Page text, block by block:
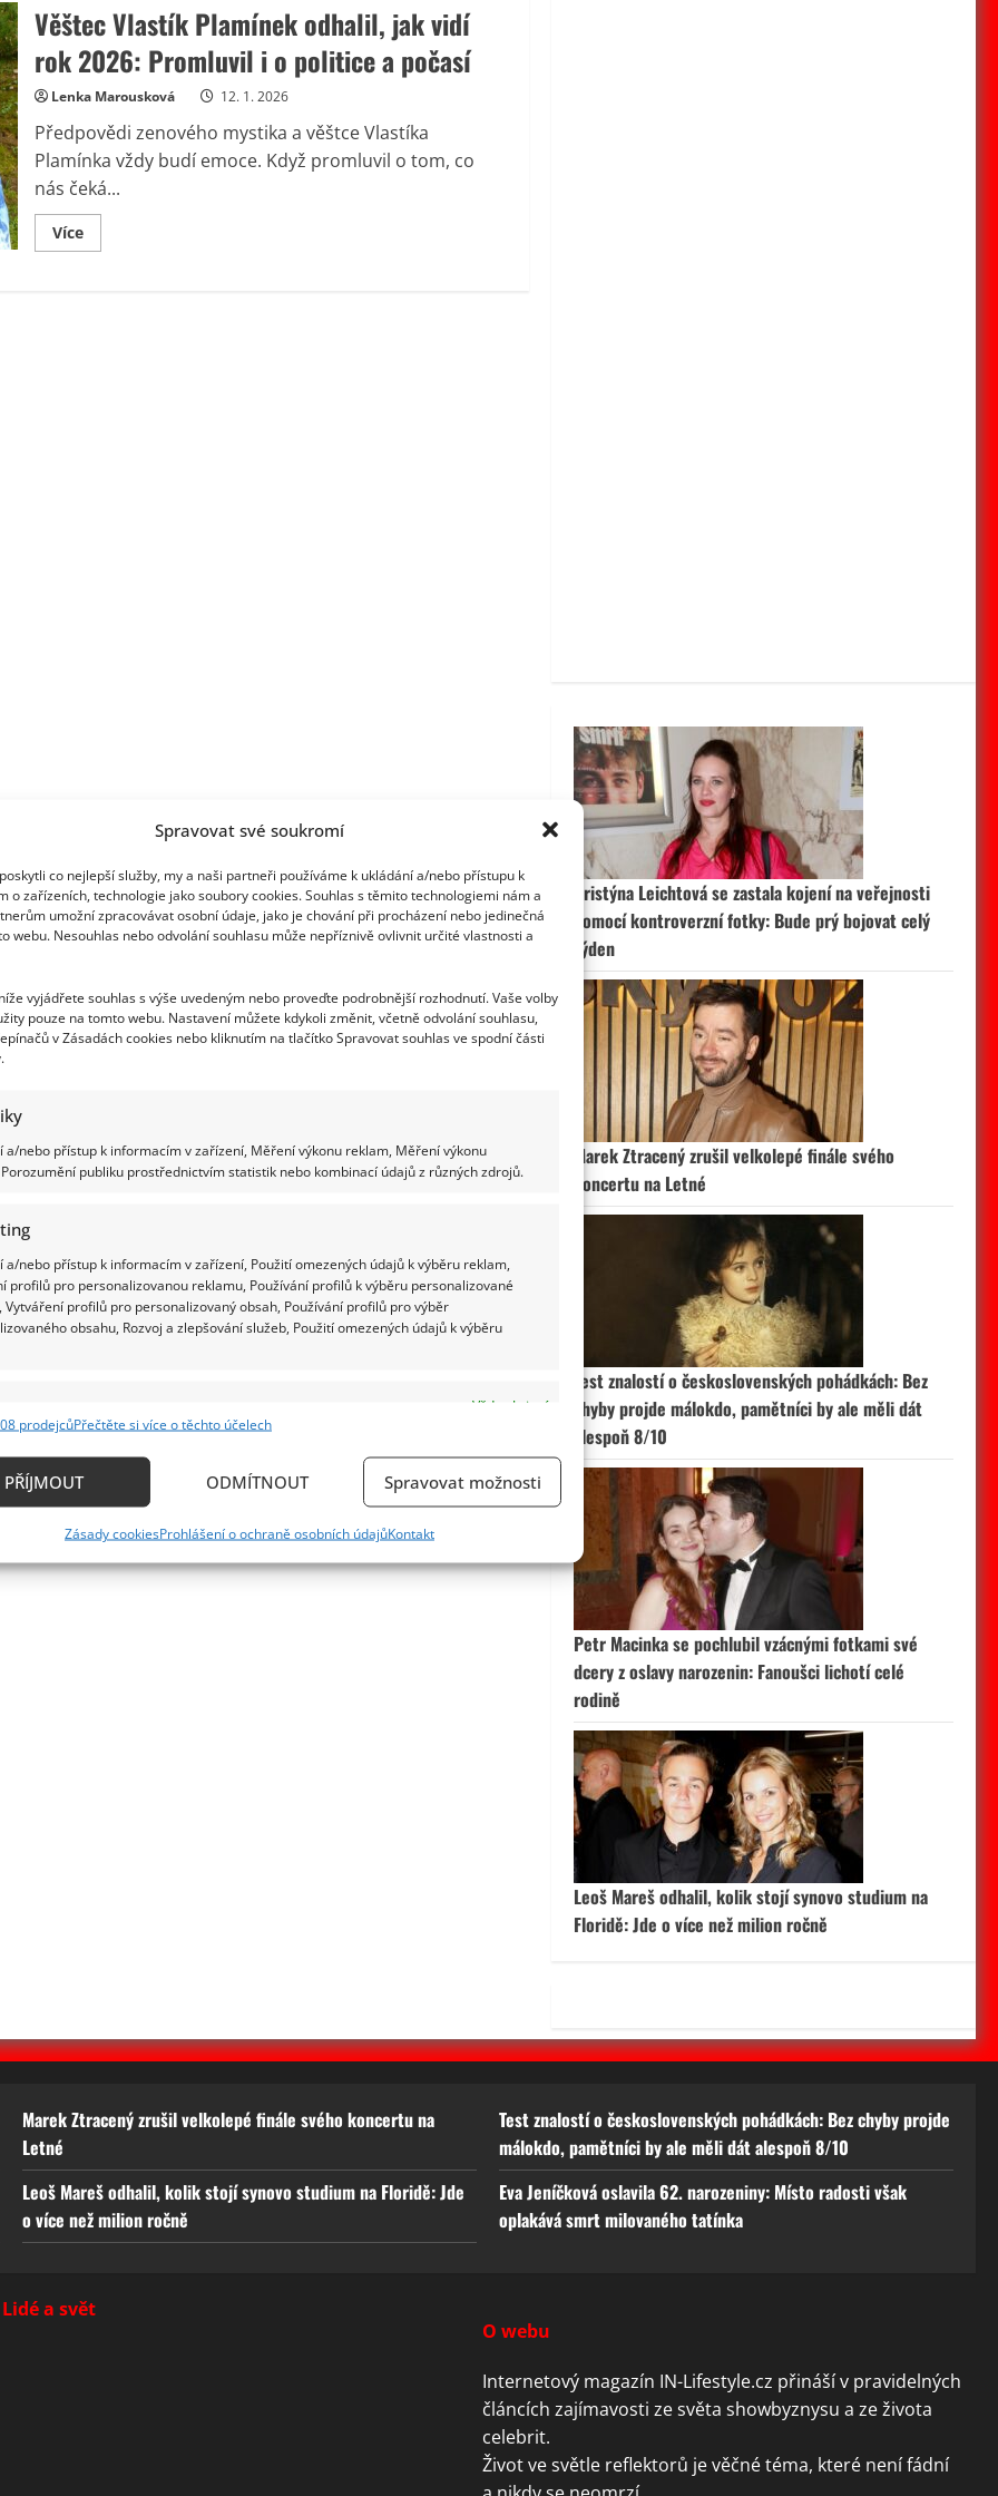
Spravovat své soukromí
co nejlepší služby, my a naši partneři používáme k ukládání a/nebo přístupu k
o zařízeních, technologie jako soubory cookies. Souhlas s těmito technologiemi nám a
umožní zpracovávat osobní údaje, jako je chování při procházení nebo jedinečná
webu. Nesouhlas nebo odvolání souhlasu může nepříznivě ovlivnit určité vlastnosti a
vyjádřete souhlas s výše uvedeným nebo proveďte podrobnější rozhodnutí. Vaše volby
pouze na tomto webu. Nastavení můžete kdykoli změnit, včetně odvolání souhlasu,
v Zásadách cookies nebo kliknutím na tlačítko Spravovat souhlas ve spodní části
a/nebo přístup k informacím v zařízení, Měření výkonu reklam, Měření výkonu
publiku prostřednictvím statistik nebo kombinací údajů z různých zdrojů.
a/nebo přístup k informacím v zařízení, Použití omezených údajů k výběru reklam,
profilů pro personalizovanou reklamu, Používání profilů k výběru personalizované
Vytváření profilů pro personalizovaný obsah, Používání profilů pro výběr
obsahu, Rozvoj a zlepšování služeb, Použití omezených údajů k výběru
Vždy aktivní
zařízení na základě automaticky přenášených informací.
aktivně požadovaných informací.
prodejcůPřečtěte si více o těchto účelech
PŘÍJMOUT ODMÍTNOUT Spravovat možnosti
Zásady cookiesProhlášení o ochraně osobních údajůKontakt
Věštec Vlastík Plamínek odhalil, jak vidí
rok 2026: Promluvil i o politice a počasí
Lenka Marousková 12. 1. 2026
Předpovědi zenového mystika a věštce Vlastíka
Plamínka vždy budí emoce. Když promluvil o tom, co
nás čeká...
VíceRead
more
Kristýna Leichtová se zastala kojení na veřejnosti
pomocí kontroverzní fotky: Bude prý bojovat celý
týden
Marek Ztracený zrušil velkolepé finále svého
koncertu na Letné
Test znalostí o československých pohádkách: Bez
chyby projde málokdo, pamětníci by ale měli dát
alespoň 8/10
Petr Macinka se pochlubil vzácnými fotkami své
dcery z oslavy narozenin: Fanoušci lichotí celé
rodině
Leoš Mareš odhalil, kolik stojí synovo studium na
Floridě: Jde o více než milion ročně
Marek Ztracený zrušil velkolepé finále svého koncertu na
Letné
Test znalostí o československých pohádkách: Bez chyby projde
málokdo, pamětníci by ale měli dát alespoň 8/10
Leoš Mareš odhalil, kolik stojí synovo studium na Floridě: Jde
o více než milion ročně
Eva Jeníčková oslavila 62. narozeniny: Místo radosti však
oplakává smrt milovaného tatínka
Lidé a svět
O webu
Internetový magazín IN-Lifestyle.cz přináší v pravidelných
článcích zajímavosti ze světa showbyznysu a ze života
celebrit.
Život ve světle reflektorů je věčné téma, které není fádní